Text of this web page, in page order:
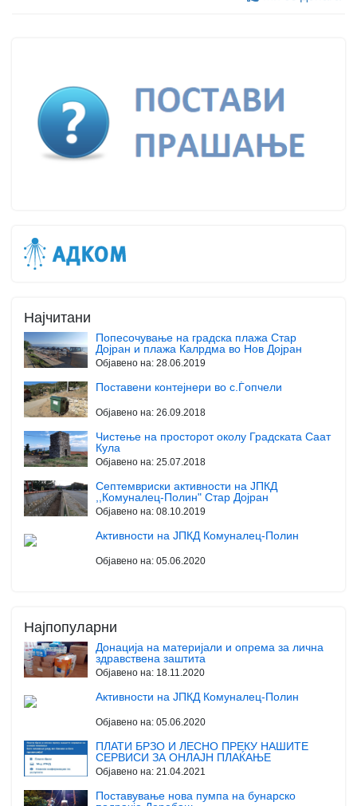
Најчитани
Попесочување на градска плажа Стар
Дојран и плажа Калрдма во Нов Дојран
Објавено на: 28.06.2019
Поставени контејнери во с.Ѓопчели
Објавено на: 26.09.2018
Чистење на просторот околу Градската Саат
Кула
Објавено на: 25.07.2018
Септемвриски активности на ЈПКД
,,Комуналец-Полин" Стар Дојран
Објавено на: 08.10.2019
Активности на ЈПКД Комуналец-Полин
Објавено на: 05.06.2020
Најпопуларни
Донација на материјали и опрема за лична
здравствена заштита
Објавено на: 18.11.2020
Активности на ЈПКД Комуналец-Полин
Објавено на: 05.06.2020
ПЛАТИ БРЗО И ЛЕСНО ПРЕКУ НАШИТЕ
СЕРВИСИ ЗА ОНЛАЈН ПЛАЌАЊЕ
Објавено на: 21.04.2021
Поставување нова пумпа на бунарско